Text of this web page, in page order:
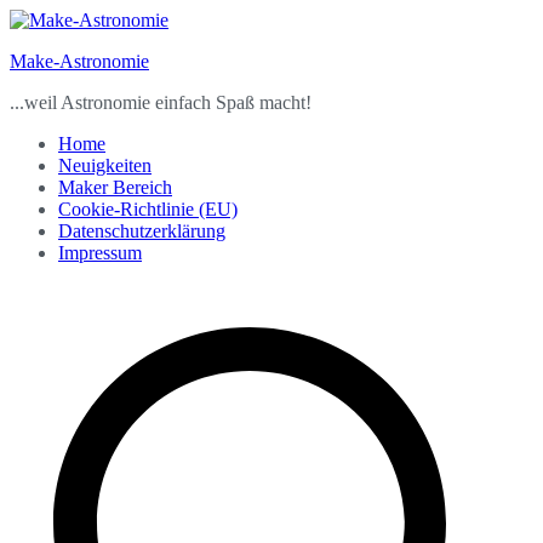
Zum
springen
Make-Astronomie
...weil Astronomie einfach Spaß macht!
Home
Neuigkeiten
Maker Bereich
Cookie-Richtlinie (EU)
Datenschutzerklärung
Impressum